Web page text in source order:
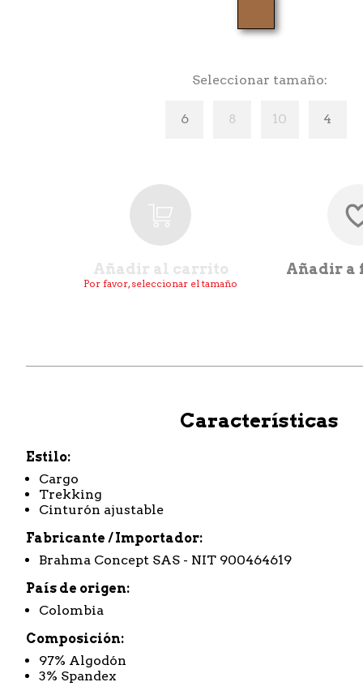
Seleccionar tamaño
6 8 10 4
Añadir al carrito
Por favor, seleccionar el tamaño
Añadir a
Características
Estilo
Cargo
Trekking
Cinturón ajustable
Fabricante / Importador
Brahma Concept SAS - NIT 900464619
País de origen
Colombia
Composición
97% Algodón
3% Spandex